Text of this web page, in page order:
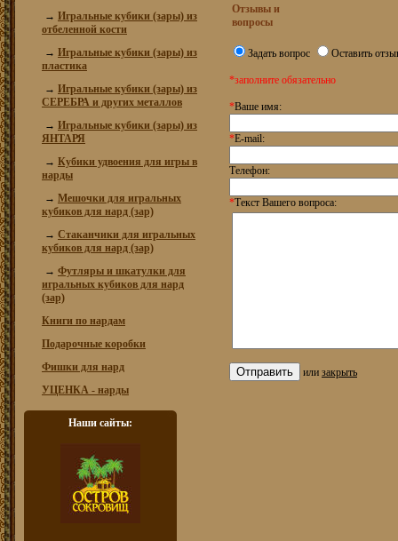
→ Игральные кубики (зары) из
отбеленной кости
→ Игральные кубики (зары) из
пластика
→ Игральные кубики (зары) из
СЕРЕБРА и других металлов
→ Игральные кубики (зары) из
ЯНТАРЯ
→ Кубики удвоения для игры в
нарды
→ Мешочки для игральных
кубиков для нард (зар)
→ Стаканчики для игральных
кубиков для нард (зар)
→ Футляры и шкатулки для
игральных кубиков для нард
(зар)
Книги по нардам
Подарочные коробки
Фишки для нард
УЦЕНКА - нарды
Наши сайты:
Отзывы и
вопросы
Задать вопрос Оставить
*заполните обязательно
*Ваше имя:
*E-mail:
Телефон:
*Текст Вашего вопроса:
или закрыть